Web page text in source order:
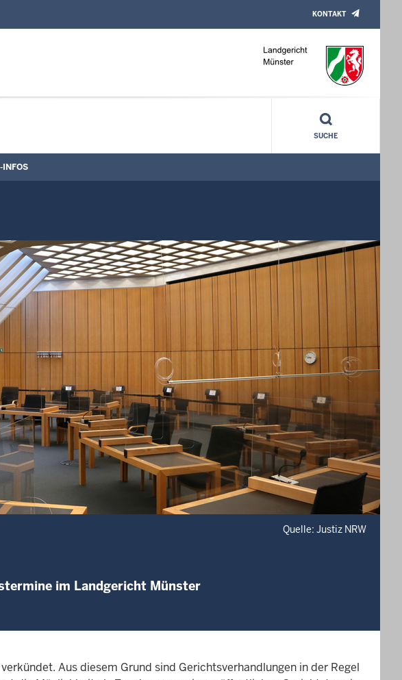
KONTAKT
SUCHE
INFOS
Quelle: Justiz NRW
im Landgericht Münster
Aus diesem Grund sind Gerichtsverhandlungen in der Regel